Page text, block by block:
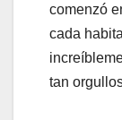
comenzó
cada
tan